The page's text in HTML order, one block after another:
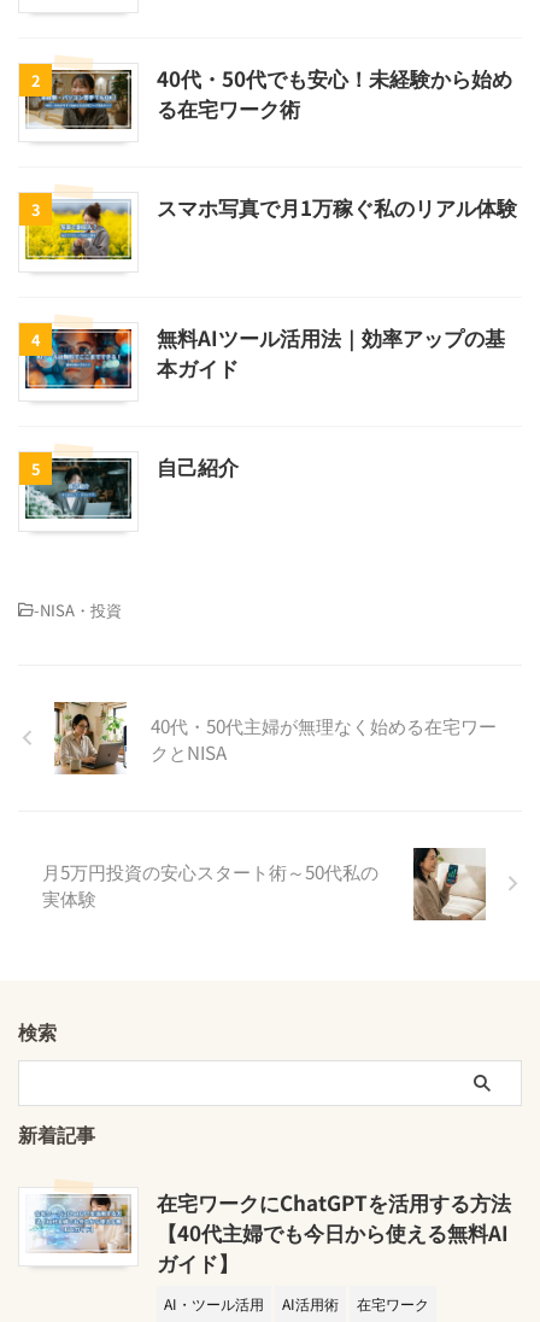
2
40代・50代でも安心！未経験から始め
る在宅ワーク術
3 スマホ写真で月1万稼ぐ私のリアル体験
4
無料AIツール活用法｜効率アップの基
本ガイド
5 自己紹介
-NISA・投資
40代・50代主婦が無理なく始める在宅ワー
クとNISA
月5万円投資の安心スタート術～50代私の
実体験
検索
新着記事
在宅ワークにChatGPTを活用する方法
【40代主婦でも今日から使える無料AI
ガイド】
AI・ツール活用 AI活用術 在宅ワーク